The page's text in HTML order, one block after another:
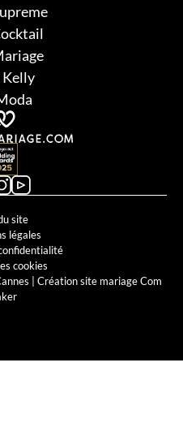
site
légales
cookies
| Création site mariage Com